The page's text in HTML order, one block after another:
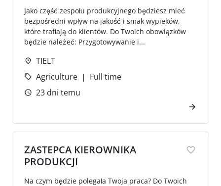
Jako część zespołu produkcyjnego będziesz mieć
bezpośredni wpływ na jakość i smak wypieków,
które trafiają do klientów. Do Twoich obowiązków
będzie należeć: Przygotowywanie i...
TIELT
Agriculture
Full time
23 dni temu
ZASTEPCA KIEROWNIKA
PRODUKCJI
Na czym będzie polegała Twoja praca? Do Twoich